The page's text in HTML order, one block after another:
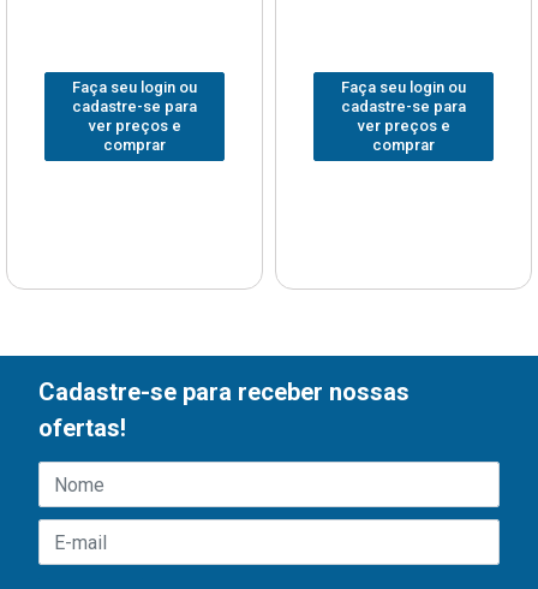
Faça seu login ou
cadastre-se para
ver preços e
comprar
Faça seu login ou
cadastre-se para
ver preços e
comprar
Cadastre-se para receber nossas
ofertas!